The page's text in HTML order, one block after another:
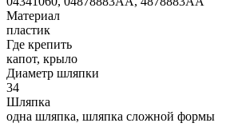
Материал
пластик
Где крепить
капот, крыло
Диаметр шляпки
34
Шляпка
одна шляпка, шляпка сложной формы